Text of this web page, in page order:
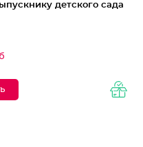
детского сада